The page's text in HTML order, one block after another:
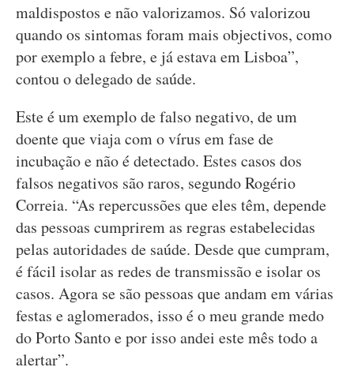
maldispostos e não valorizamos. Só valorizou
quando os sintomas foram mais objectivos, como
por exemplo a febre, e já estava em Lisboa”,
contou o delegado de saúde.
Este é um exemplo de falso negativo, de um
doente que viaja com o vírus em fase de
incubação e não é detectado. Estes casos dos
falsos negativos são raros, segundo Rogério
Correia. “As repercussões que eles têm, depende
das pessoas cumprirem as regras estabelecidas
pelas autoridades de saúde. Desde que cumpram,
é fácil isolar as redes de transmissão e isolar os
casos. Agora se são pessoas que andam em várias
festas e aglomerados, isso é o meu grande medo
do Porto Santo e por isso andei este mês todo a
alertar”.